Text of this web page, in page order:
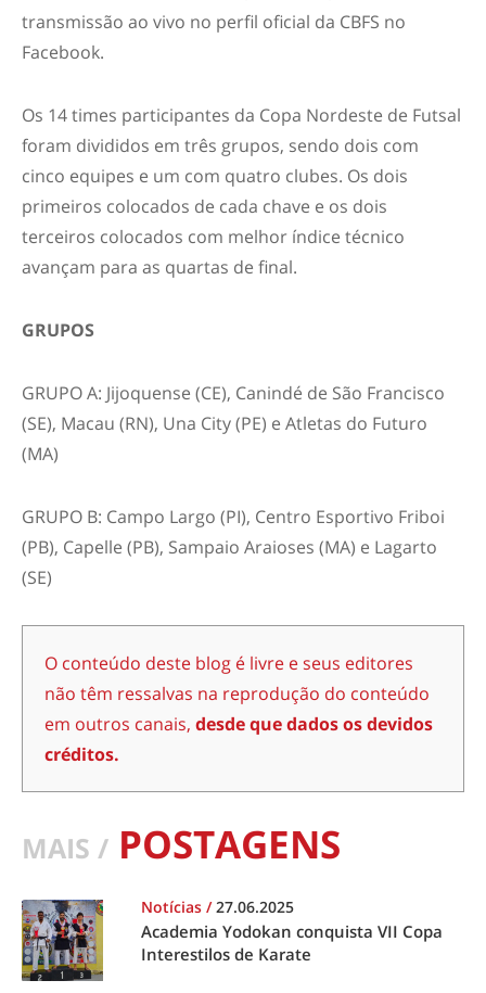
transmissão ao vivo no perfil oficial da CBFS no
Facebook.
Os 14 times participantes da Copa Nordeste de Futsal
foram divididos em três grupos, sendo dois com
cinco equipes e um com quatro clubes. Os dois
primeiros colocados de cada chave e os dois
terceiros colocados com melhor índice técnico
avançam para as quartas de final.
GRUPOS
GRUPO A: Jijoquense (CE), Canindé de São Francisco
(SE), Macau (RN), Una City (PE) e Atletas do Futuro
(MA)
GRUPO B: Campo Largo (PI), Centro Esportivo Friboi
(PB), Capelle (PB), Sampaio Araioses (MA) e Lagarto
(SE)
O conteúdo deste blog é livre e seus editores
não têm ressalvas na reprodução do conteúdo
em outros canais, desde que dados os devidos
créditos.
MAIS / POSTAGENS
Notícias /27.06.2025
Academia Yodokan conquista VII Copa
Interestilos de Karate